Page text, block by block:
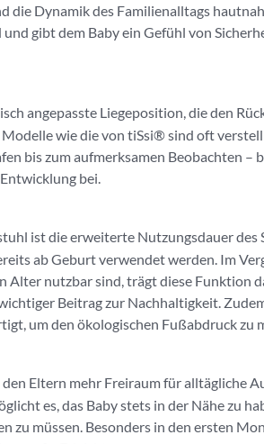
die Dynamik des Familienalltags
gibt dem Baby ein Gefühl von
angepasste Liegeposition, die den
wie die von tiSsi® sind oft
bis zum aufmerksamen Beobachten –
bei.
ist die erweiterte Nutzungsdauer des
ab Geburt verwendet werden. Im
Alter nutzbar sind, trägt diese Funktion
Beitrag zur Nachhaltigkeit.
um den ökologischen Fußabdruck zu
Eltern mehr Freiraum für alltägliche
es, das Baby stets in der Nähe zu
zu müssen. Besonders in den ersten